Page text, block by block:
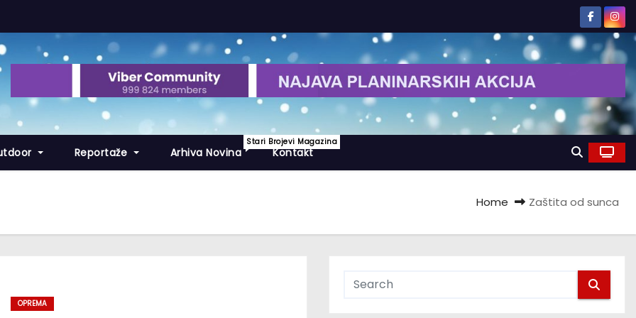
Reportaže Arhiva Novina
Stari Brojevi Magazina
Kontakt
Home Zaštita od sunca
OPREMA